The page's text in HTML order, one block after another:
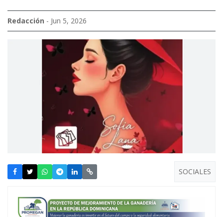
Redacción - Jun 5, 2026
SOCIALES